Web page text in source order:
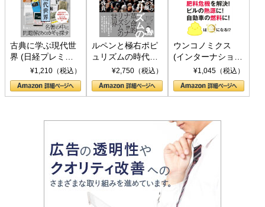
古典に学ぶ現代世
界 (日経プレミア
シリーズ)¥1,210（税込）
ルペンと極右ポピ
ュリズムの時代：
〈ヤヌス〉の二つ
の顔
¥2,750（税込）
ウンコノミクス
(インターナショナ
ル新書)¥1,045（税込）